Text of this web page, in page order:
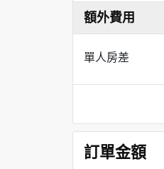
額外費用
單人房差
訂單金額